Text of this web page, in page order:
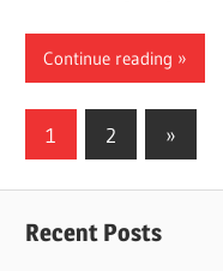
Continue reading
1 2 »
Recent Posts